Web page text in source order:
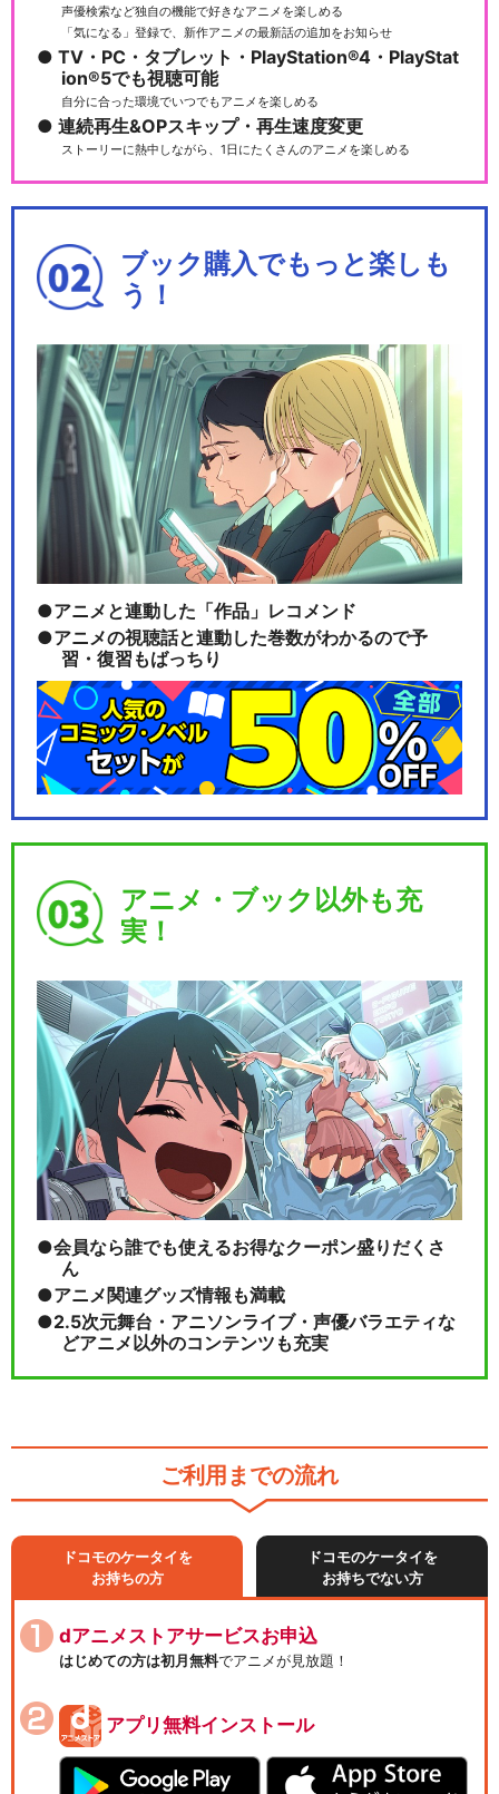
声優検索など独自の機能で好きなアニメを楽しめる
「気になる」登録で、新作アニメの最新話の追加をお知らせ
TV・PC・タブレット・PlayStation®4・PlayStat
ion®5でも視聴可能
自分に合った環境でいつでもアニメを楽しめる
連続再生&OPスキップ・再生速度変更
ストーリーに熱中しながら、1日にたくさんのアニメを楽しめる
ブック購入でもっと楽しも
う！
アニメと連動した「作品」レコメンド
アニメの視聴話と連動した巻数がわかるので予
習・復習もばっちり
アニメ・ブック以外も充
実！
会員なら誰でも使えるお得なクーポン盛りだくさ
ん
アニメ関連グッズ情報も満載
2.5次元舞台・アニソンライブ・声優バラエティな
どアニメ以外のコンテンツも充実
ご利用までの流れ
ドコモのケータイを
お持ちの方
ドコモのケータイを
お持ちでない方
dアニメストアサービスお申込
はじめての方は初月無料でアニメが見放題！
アプリ無料インストール